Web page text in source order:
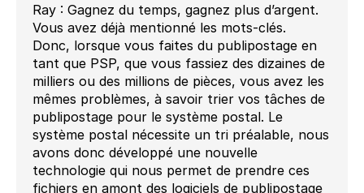
Ray : Gagnez du temps, gagnez plus d’argent.
Vous avez déjà mentionné les mots-clés.
Donc, lorsque vous faites du publipostage en
tant que PSP, que vous fassiez des dizaines de
milliers ou des millions de pièces, vous avez les
mêmes problèmes, à savoir trier vos tâches de
publipostage pour le système postal. Le
système postal nécessite un tri préalable, nous
avons donc développé une nouvelle
technologie qui nous permet de prendre ces
fichiers en amont des logiciels de publipostage